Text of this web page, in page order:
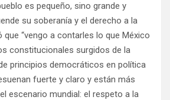
es pequeño, sino grande y
su soberanía y el derecho a la
que “vengo a contarles lo que México
constitucionales surgidos de la
principios democráticos en política
fuerte y claro y están más
escenario mundial: el respeto a la